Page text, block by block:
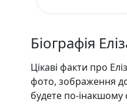
Біографія
Цікаві факти про
фото, зображення
будете по-